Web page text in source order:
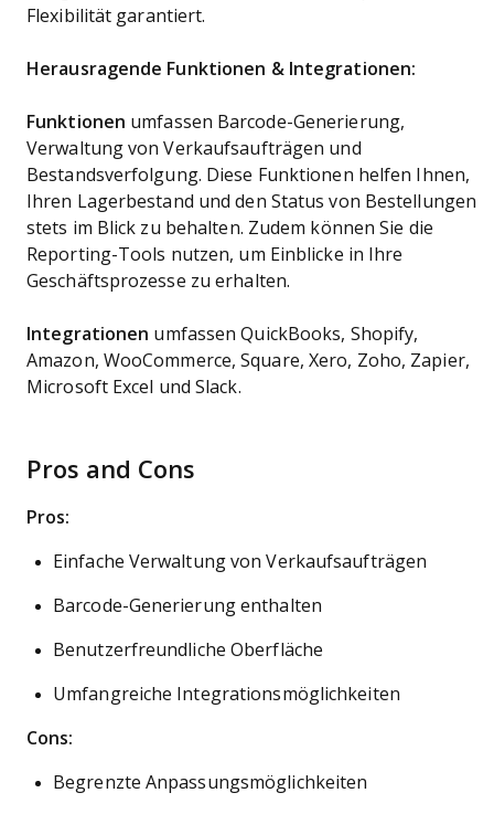
Flexibilität garantiert.
Herausragende Funktionen & Integrationen:
Funktionen umfassen Barcode-Generierung,
Verwaltung von Verkaufsaufträgen und
Bestandsverfolgung. Diese Funktionen helfen Ihnen,
Ihren Lagerbestand und den Status von Bestellungen
stets im Blick zu behalten. Zudem können Sie die
Reporting-Tools nutzen, um Einblicke in Ihre
Geschäftsprozesse zu erhalten.
Integrationen umfassen QuickBooks, Shopify,
Amazon, WooCommerce, Square, Xero, Zoho, Zapier,
Microsoft Excel und Slack.
Pros and Cons
Pros:
Einfache Verwaltung von Verkaufsaufträgen
Barcode-Generierung enthalten
Benutzerfreundliche Oberfläche
Umfangreiche Integrationsmöglichkeiten
Cons:
Begrenzte Anpassungsmöglichkeiten